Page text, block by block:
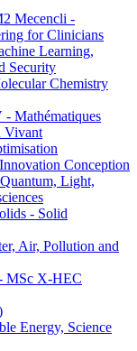
Mecencli -
for Clinicians
Learning,
Security
Chemistry
Mathématiques
Vivant
Conception
Light,
- Solid
Air, Pollution and
MSc X-HEC
Energy, Science